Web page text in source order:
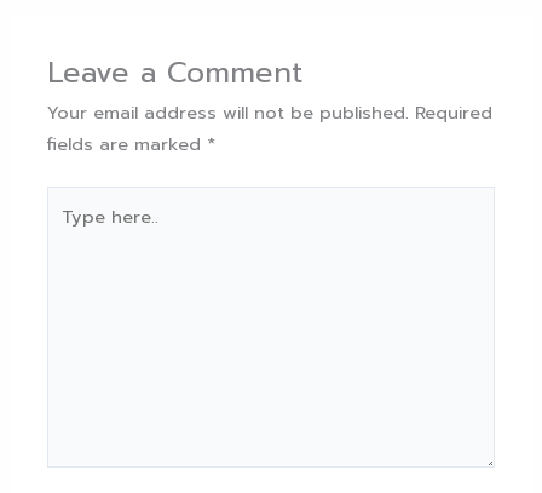
Leave a Comment
Your email address will not be published. Required
fields are marked *
here..